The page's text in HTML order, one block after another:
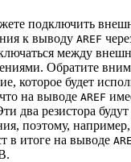
подключить
к выводу AREF
между
Обратите
которое будет
на выводе AREF
два резистора будут
поэтому,
в итоге на выводе